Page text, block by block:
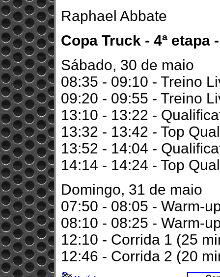
Raphael Abbate
Copa Truck - 4ª etapa
Sábado, 30 de maio
08:35 - 09:10 - Treino
09:20 - 09:55 - Treino
13:10 - 13:22 -
13:32 - 13:42 - Top
13:52 - 14:04 -
14:14 - 14:24 - Top
Domingo, 31 de maio
07:50 - 08:05 - Warm-
08:10 - 08:25 - Warm-
12:10 - Corrida 1 (25
12:46 - Corrida 2 (20